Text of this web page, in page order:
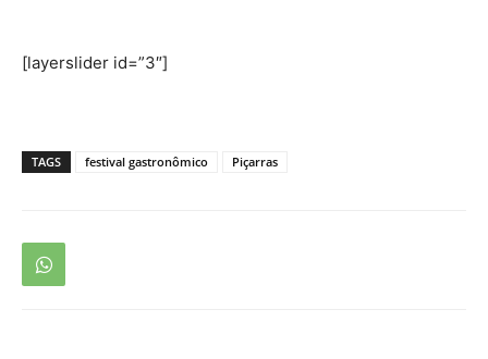
[layerslider id=”3″]
TAGS festival gastronômico Piçarras